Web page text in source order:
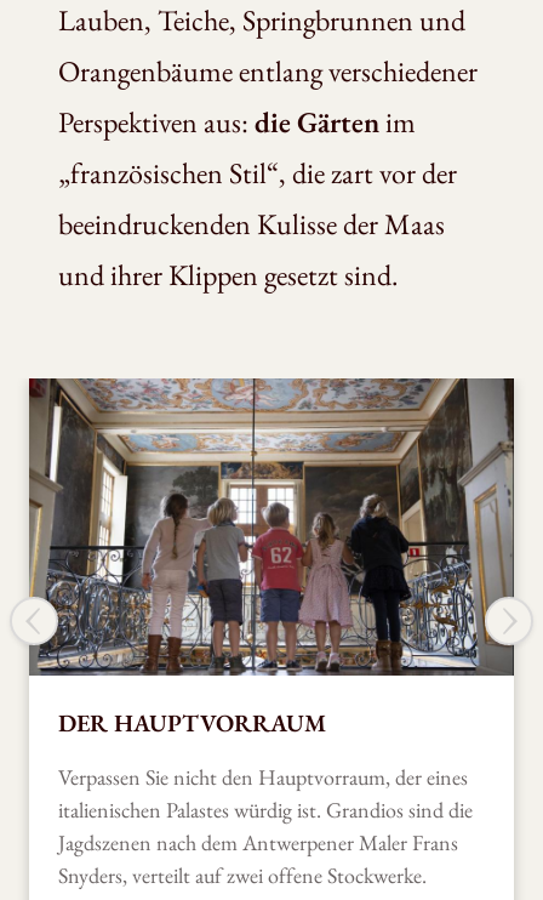
Lauben, Teiche, Springbrunnen und
Orangenbäume entlang verschiedener
Perspektiven aus:die Gärtenim
„französischen Stil“, die zart vor der
beeindruckenden Kulisse der Maas
und ihrer Klippen gesetzt sind.
DER HAUPTVORRAUM
Verpassen Sie nicht den Hauptvorraum, der eines
italienischen Palastes würdig ist. Grandios sind die
Jagdszenen nach dem Antwerpener Maler Frans
Snyders, verteilt auf zwei offene Stockwerke.